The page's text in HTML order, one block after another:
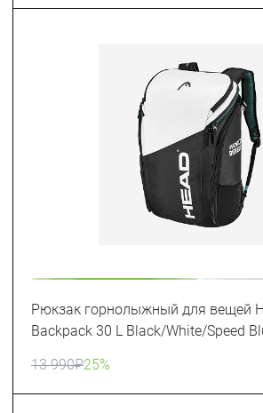
Рюкзак горнолыжный для вещей
Backpack 30 L Black/White/Speed
13 990₽25%